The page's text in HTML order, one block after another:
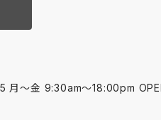
月〜金 9:30am〜18:00pm